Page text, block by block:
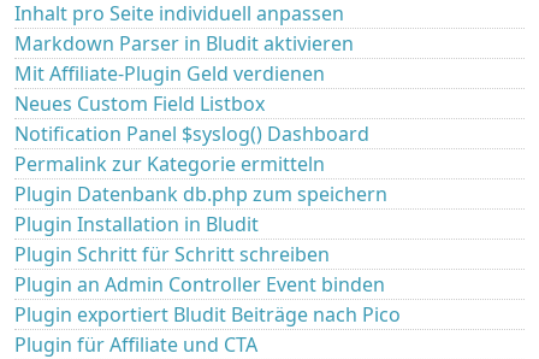
Inhalt pro Seite individuell anpassen
Markdown Parser in Bludit aktivieren
Mit Affiliate-Plugin Geld verdienen
Neues Custom Field Listbox
Notification Panel $syslog() Dashboard
Permalink zur Kategorie ermitteln
Plugin Datenbank db.php zum speichern
Plugin Installation in Bludit
Plugin Schritt für Schritt schreiben
Plugin an Admin Controller Event binden
Plugin exportiert Bludit Beiträge nach Pico
Plugin für Affiliate und CTA